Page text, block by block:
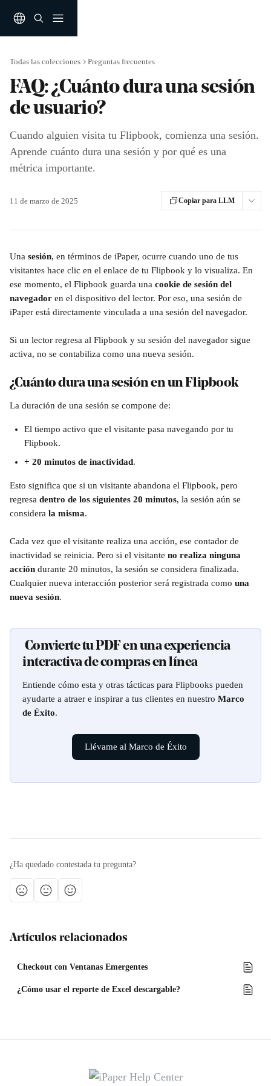
Todas las colecciones Preguntas frecuentes
FAQ: ¿Cuánto dura una sesión
de usuario?
Cuando alguien visita tu Flipbook, comienza una sesión.
Aprende cuánto dura una sesión y por qué es una
métrica importante.
11 de marzo de 2025 Copiar para LLM
​Una sesión, en términos de iPaper, ocurre cuando uno de tus
visitantes hace clic en el enlace de tu Flipbook y lo visualiza. En
ese momento, el Flipbook guarda una cookie de sesión del
navegador en el dispositivo del lector. Por eso, una sesión de
iPaper está directamente vinculada a una sesión del navegador.
Si un lector regresa al Flipbook y su sesión del navegador sigue
activa, no se contabiliza como una nueva sesión.
¿Cuánto dura una sesión en un Flipbook
La duración de una sesión se compone de:
El tiempo activo que el visitante pasa navegando por tu
Flipbook.
+ 20 minutos de inactividad.
Esto significa que si un visitante abandona el Flipbook, pero
regresa dentro de los siguientes 20 minutos, la sesión aún se
considera la misma.
Cada vez que el visitante realiza una acción, ese contador de
inactividad se reinicia. Pero si el visitante no realiza ninguna
acción durante 20 minutos, la sesión se considera finalizada.
Cualquier nueva interacción posterior será registrada como una
nueva sesión.
Convierte tu PDF en una experiencia
interactiva de compras en línea
Entiende cómo esta y otras tácticas para Flipbooks pueden
ayudarte a atraer e inspirar a tus clientes en nuestro Marco
de Éxito.
Llévame al Marco de Éxito
¿Ha quedado contestada tu pregunta?
Artículos relacionados
Checkout con Ventanas Emergentes
¿Cómo usar el reporte de Excel descargable?